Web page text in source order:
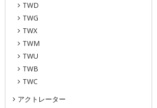
TWD
TWG
TWX
TWM
TWU
TWB
TWC
アクトレーター